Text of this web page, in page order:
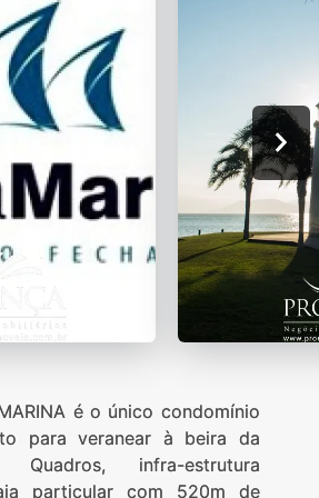
é o único condomínio
para veranear à beira da
infra-estrutura
particular com 520m de